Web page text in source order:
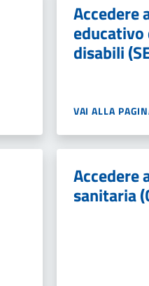
Accedere
disabili
VAI ALLA
Accedere
sanitaria